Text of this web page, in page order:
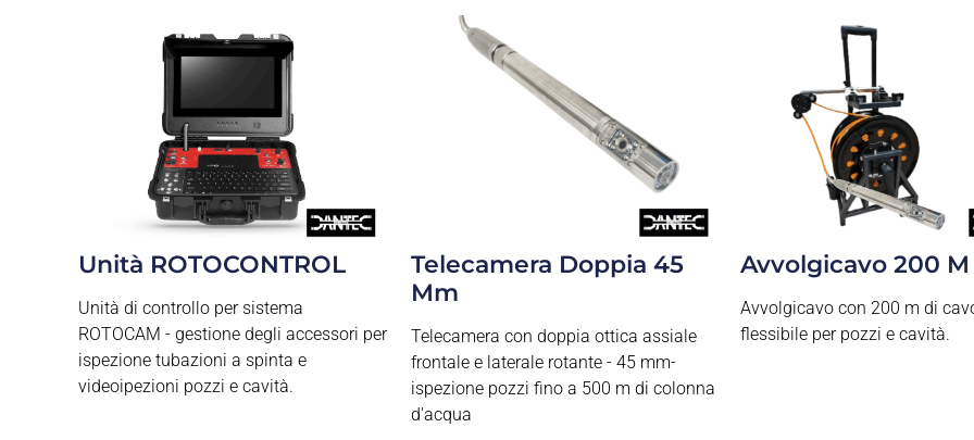
Unità ROTOCONTROL
Unità di controllo per sistema
ROTOCAM - gestione degli accessori per
ispezione tubazioni a spinta e
videoipezioni pozzi e cavità.
Telecamera Doppia 45
Mm
Telecamera con doppia ottica assiale
frontale e laterale rotante - 45 mm-
ispezione pozzi fino a 500 m di colonna
d'acqua
Avvolgicavo 200
Avvolgicavo con 200 m di
flessibile per pozzi e cavità.